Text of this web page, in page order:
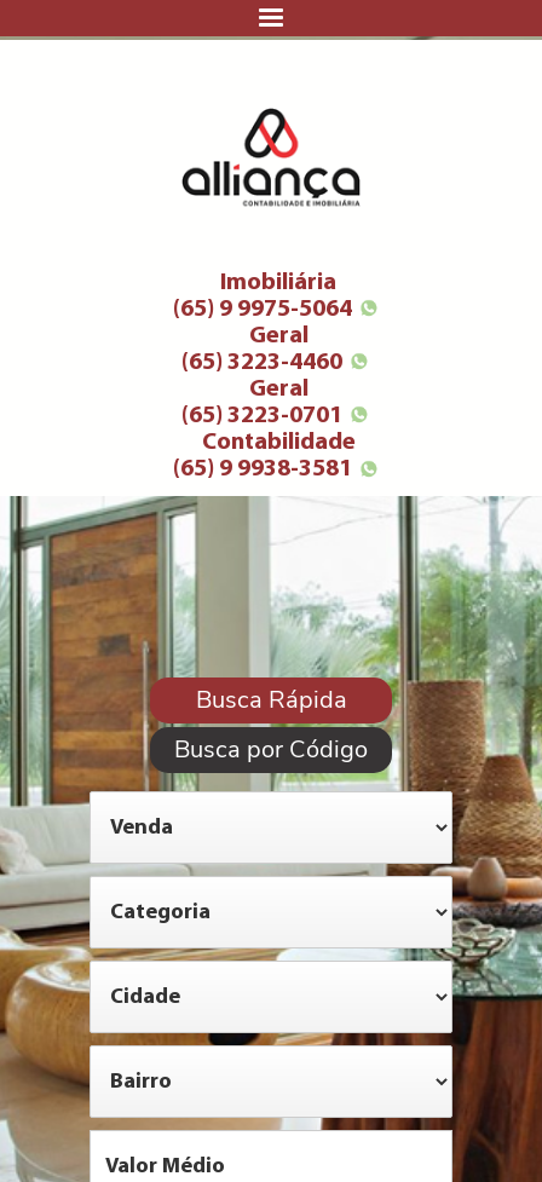
Imobiliária
(65) 9 9975-5064
Geral
(65) 3223-4460
Geral
(65) 3223-0701
Contabilidade
(65) 9 9938-3581
Busca Rápida
Busca por Código